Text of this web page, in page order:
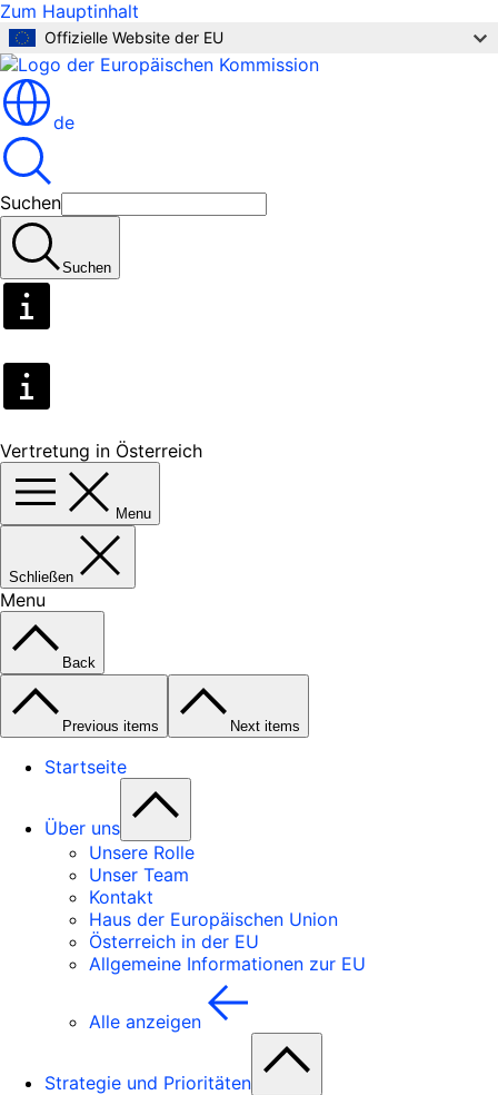
Zum Hauptinhalt
Offizielle Website der EU
de
Suchen
Suchen
Vertretung in Österreich
Menu
Schließen
Menu
Back
Previous items Next items
Startseite
Über uns
Unsere Rolle
Unser Team
Kontakt
Haus der Europäischen Union
Österreich in der EU
Allgemeine Informationen zur EU
Alle anzeigen
Strategie und Prioritäten